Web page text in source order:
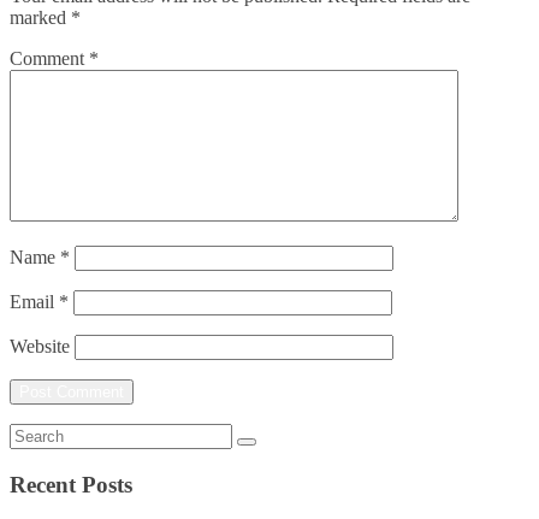
marked *
Comment *
Name *
Email *
Website
Recent Posts